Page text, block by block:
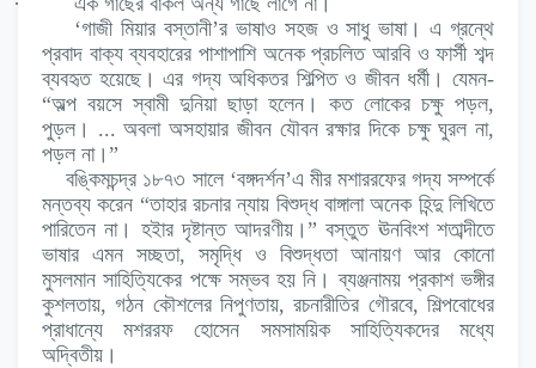
‘গাজী মিয়ার বস্তানী’র ভাষাও সহজ ও সাধু ভাষা। এ গ্রন্থে
প্রবাদ বাক্য ব্যবহারের পাশাপাশি অনেক প্রচলিত আরবি ও ফার্সী শব্দ
ব্যবহৃত হয়েছে। এর গদ্য অধিকতর শিল্পিত ও জীবন ধর্মী। যেমন-
“অল্প বয়সে স্বামী দুনিয়া ছাড়া হলেন। কত লোকের চক্ষু পড়ল,
পুড়ল। ... অবলা অসহায়ার জীবন যৌবন রক্ষার দিকে চক্ষু ঘুরল না,
পড়ল না।”
বঙ্কিমচন্দ্র ১৮৭৩ সালে ‘বঙ্গদর্শন’এ মীর মশাররফের গদ্য সম্পর্কে
মন্তব্য করেন “তাহার রচনার ন্যায় বিশুদ্ধ বাঙ্গালা অনেক হিন্দু লিখিতে
পারিতেন না। হইার দৃষ্টান্ত আদরণীয়।” বস্তুত ঊনবিংশ শতাব্দীতে
ভাষার এমন সচ্ছতা, সমৃদ্ধি ও বিশুদ্ধতা আনায়ণ আর কোনো
মুসলমান সাহিত্যিকের পক্ষে সম্ভব হয় নি। ব্যঞ্জনাময় প্রকাশ ভঙ্গীর
কুশলতায়, গঠন কৌশলের নিপুণতায়, রচনারীতির গৌরবে, শিল্পবোধের
প্রাধান্যে মশররফ হোসেন সমসাময়িক সাহিত্যিকদের মধ্যে
অদ্বিতীয়।